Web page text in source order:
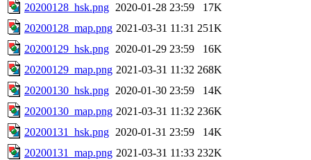
20200128_hsk.png 2020-01-28 23:59
17K
20200128_map.png 2021-03-31 11:31 251K
20200129_hsk.png 2020-01-29 23:59
16K
20200129_map.png 2021-03-31 11:32 268K
20200130_hsk.png 2020-01-30 23:59
14K
20200130_map.png 2021-03-31 11:32 236K
20200131_hsk.png 2020-01-31 23:59
14K
20200131_map.png 2021-03-31 11:33 232K